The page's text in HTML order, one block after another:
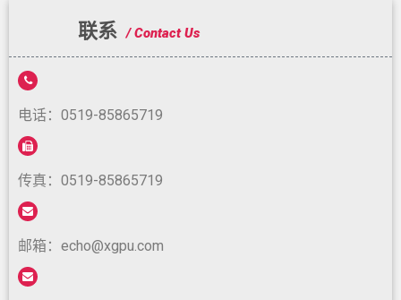
联系 / Contact Us
电话：0519-85865719
传真：0519-85865719
邮箱：echo@xgpu.com